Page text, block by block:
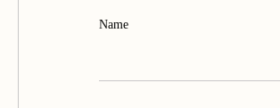
Name